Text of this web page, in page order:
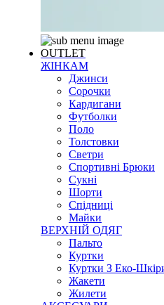
OUTLET
ЖІНКАМ
Джинси
Сорочки
Кардигани
Футболки
Поло
Толстовки
Светри
Спортивні Брюки
Сукні
Шорти
Спідниці
Майки
ВЕРХНІЙ ОДЯГ
Пальто
Куртки
Куртки З Еко-
Жакети
Жилети